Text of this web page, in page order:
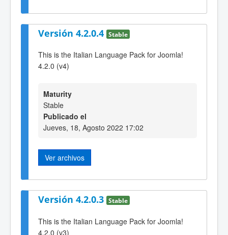
Versión 4.2.0.4 Stable
This is the Italian Language Pack for Joomla!
4.2.0 (v4)
Maturity
Stable
Publicado el
Jueves, 18, Agosto 2022 17:02
Ver archivos
Versión 4.2.0.3 Stable
This is the Italian Language Pack for Joomla!
4.2.0 (v3)